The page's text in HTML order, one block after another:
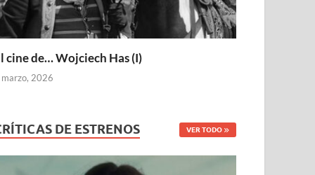
cine de… Wojciech Has (I)
2026
DE ESTRENOS VER TODO